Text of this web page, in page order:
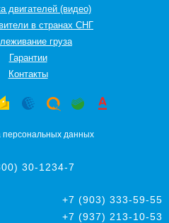
двигателей (видео)
в странах СНГ
груза
Гарантии
Контакты
персональных данных
30-1234-7
+7 (903) 333-59-55
+7 (937) 213-10-53